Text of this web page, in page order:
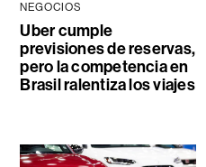
NEGOCIOS
Uber cumple
previsiones de reservas,
pero la competencia en
Brasil ralentiza los viajes